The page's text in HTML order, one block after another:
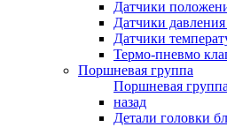
Датчики
Датчики давления
Датчики
Термо-пневмо
Поршневая группа
Поршневая группа
назад
Детали головки